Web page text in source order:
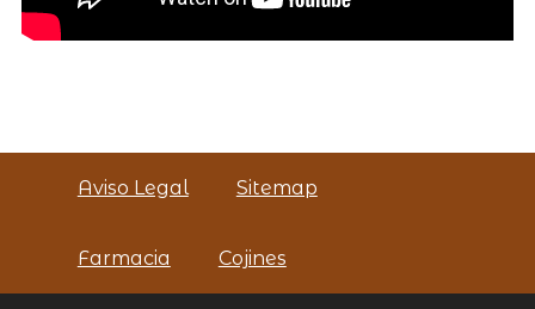
Aviso Legal Sitemap
Farmacia Cojines